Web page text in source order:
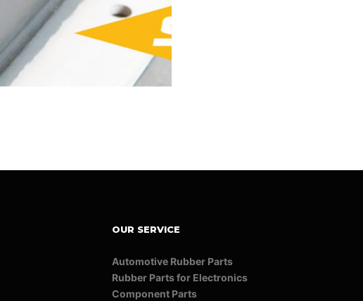
OUR SERVICE
Automotive Rubber Parts
Rubber Parts for Electronics
Component Parts